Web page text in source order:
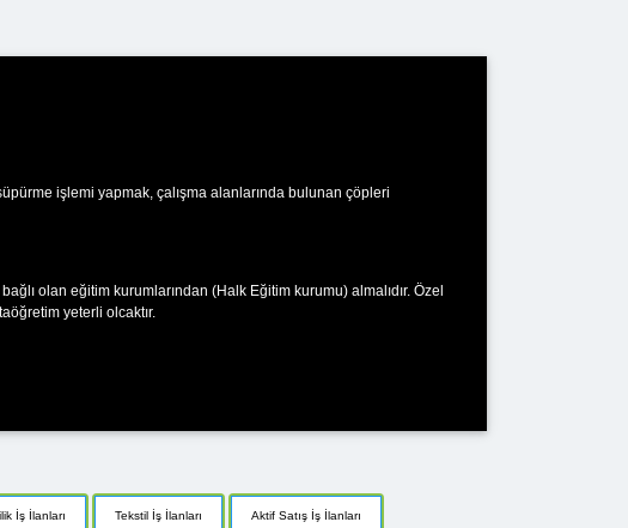
işlemi yapmak, çalışma alanlarında bulunan çöpleri
olan eğitim kurumlarından (Halk Eğitim kurumu) almalıdır. Özel
yeterli olcaktır.
İş İlanları Tekstil İş İlanları Aktif Satış İş İlanları